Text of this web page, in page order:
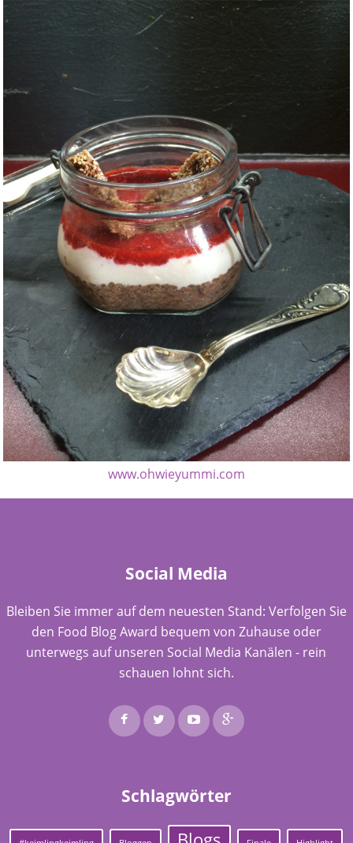
www.ohwieyummi.com
Social Media
Bleiben Sie immer auf dem neuesten Stand: Verfolgen Sie
den Food Blog Award bequem von Zuhause oder
unterwegs auf unseren Social Media Kanälen - rein
schauen lohnt sich.
Schlagwörter